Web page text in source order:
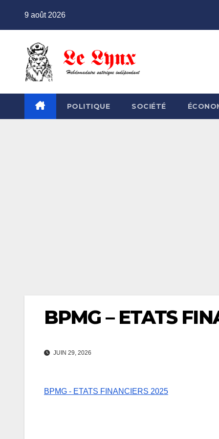
9 août 2026
POLITIQUE SOCIÉTÉ
BPMG – ETATS
JUIN 29, 2026
BPMG - ETATS FINANCIERS 2025